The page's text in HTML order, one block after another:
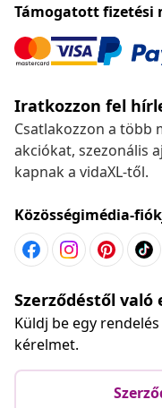
Támogatott fizetési
Iratkozzon fel
Csatlakozzon a több
akciókat, szezonális
kapnak a vidaXL-től.
Közösségimédia-
Szerződéstől való
Küldj be egy
kérelmet.